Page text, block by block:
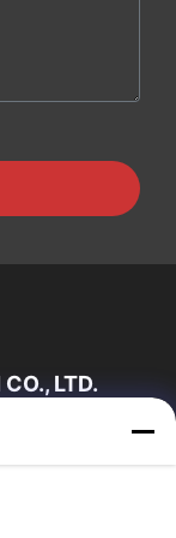
LTD.